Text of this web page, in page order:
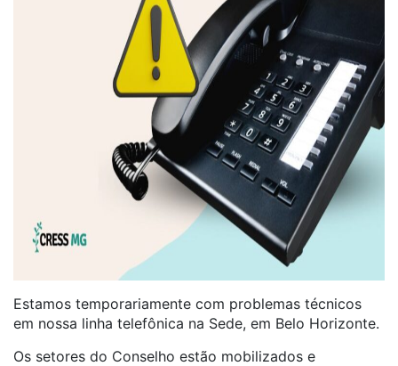
Estamos temporariamente com problemas técnicos
em nossa linha telefônica na Sede, em Belo Horizonte.
Os setores do Conselho estão mobilizados e